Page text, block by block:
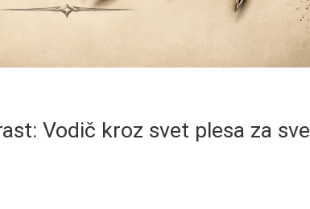
Vodič kroz svet plesa za sve